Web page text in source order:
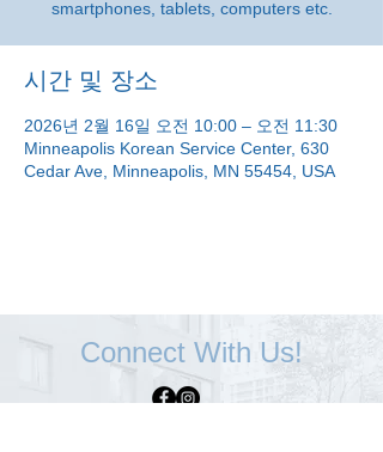
smartphones, tablets, computers etc.
시간 및 장소
2026년 2월 16일 오전 10:00 – 오전 11:30
Minneapolis Korean Service Center, 630
Cedar Ave, Minneapolis, MN 55454, USA
Connect With Us!